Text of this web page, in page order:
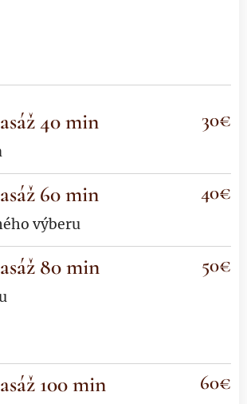
40min 30€
60 min
výberu
40€
80 min 50€
100 min 60€